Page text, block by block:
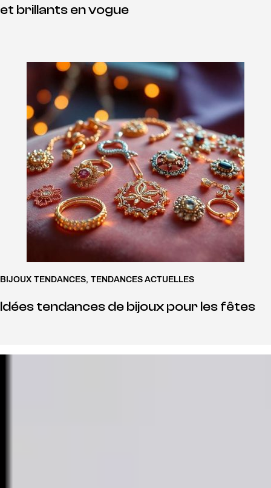
et brillants en vogue
BIJOUX TENDANCES, TENDANCES ACTUELLES
Idées tendances de bijoux pour les fêtes